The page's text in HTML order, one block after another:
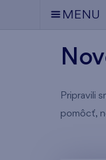
MENU
Pripravili
pomôcť,